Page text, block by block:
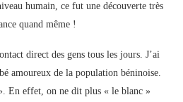
humain, ce fut une découverte très
quand même !
direct des gens tous les jours. J’ai
amoureux de la population béninoise.
En effet, on ne dit plus « le blanc »